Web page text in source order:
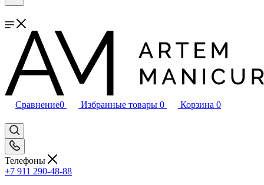
Сравнение0 Избранные товары 0 Корзина 0
Телефоны
+7 911 290-48-88